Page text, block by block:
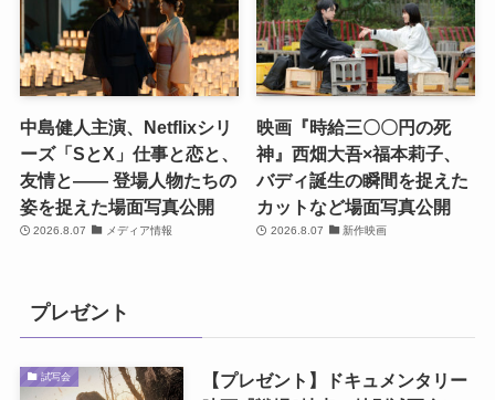
中島健人主演、Netflixシリ
ーズ「SとX」仕事と恋と、
友情と―― 登場人物たちの
姿を捉えた場面写真公開
2026.8.07 メディア情報
映画『時給三〇〇円の死
神』西畑大吾×福本莉子、
バディ誕生の瞬間を捉えた
カットなど場面写真公開
2026.8.07 新作映画
プレゼント
試写会
【プレゼント】ドキュメンタリー